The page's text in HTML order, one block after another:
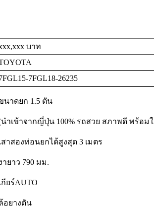
บาท
7FGL18-26235
นาดยก 1.5 ตัน
นำเข้าจากญี่ปุ่น 100% รถสวย สภาพดี พร้อม
สาสองท่อนยกได้สูงสุด 3 เมตร
ายาว 790 มม.
กียร์AUTO
อยางตัน